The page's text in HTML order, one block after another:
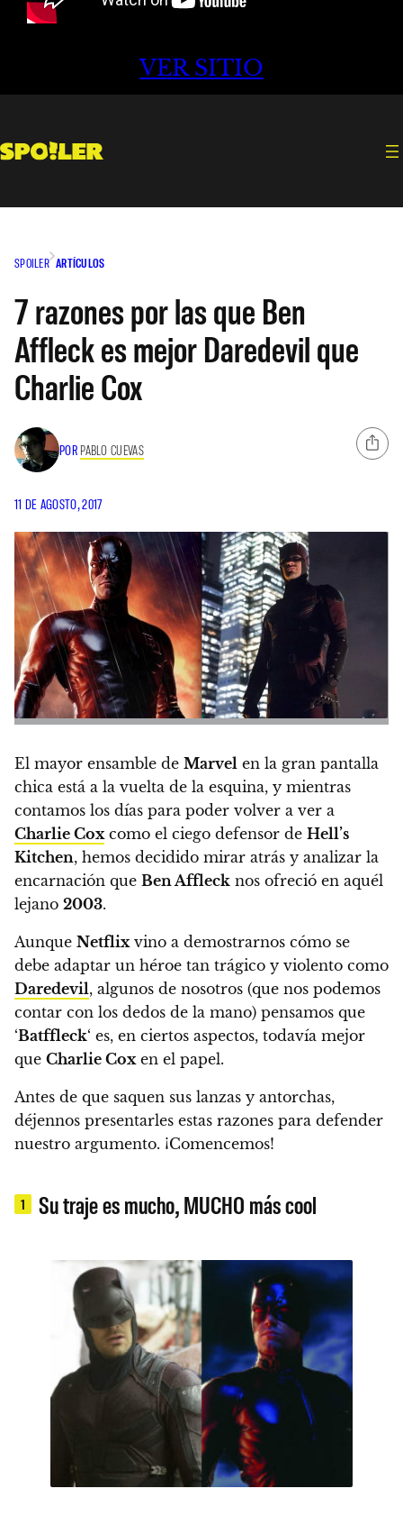
VER SITIO
SPOILER ARTÍCULOS
7 razones por las que Ben
Affleck es mejor Daredevil que
Charlie Cox
POR PABLO CUEVAS
11 DE AGOSTO, 2017
El mayor ensamble de Marvel en la gran pantalla
chica está a la vuelta de la esquina, y mientras
contamos los días para poder volver a ver a
Charlie Coxcomo el ciego defensor de Hell’s
Kitchen, hemos decidido mirar atrás y analizar la
encarnación que Ben Affleck nos ofreció en aquél
lejano 2003.
Aunque Netflixvino a demostrarnos cómo se
debe adaptar un héroe tan trágico y violento como
Daredevil, algunos de nosotros (que nos podemos
contar con los dedos de la mano) pensamos que
‘Batffleck‘ es, en ciertos aspectos, todavía mejor
que Charlie Coxen el papel.
Antes de que saquen sus lanzas y antorchas,
déjennos presentarles estas razones para defender
nuestro argumento. ¡Comencemos!
1 Su traje es mucho, MUCHO más cool